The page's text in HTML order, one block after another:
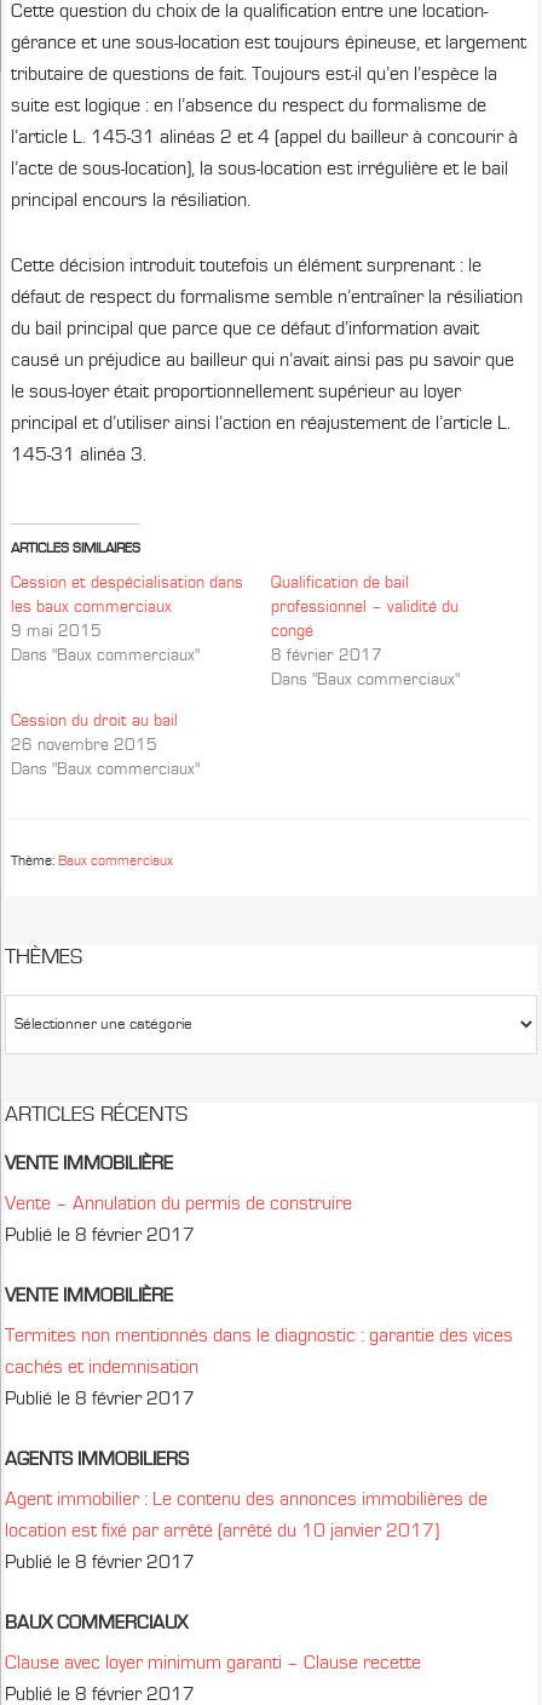
Cette question du choix de la qualification entre une location-
gérance et une sous-location est toujours épineuse, et largement
tributaire de questions de fait. Toujours est-il qu’en l’espèce la
suite est logique : en l’absence du respect du formalisme de
l’article L. 145-31 alinéas 2 et 4 (appel du bailleur à concourir à
l’acte de sous-location), la sous-location est irrégulière et le bail
principal encours la résiliation.
Cette décision introduit toutefois un élément surprenant : le
défaut de respect du formalisme semble n’entraîner la résiliation
du bail principal que parce que ce défaut d’information avait
causé un préjudice au bailleur qui n’avait ainsi pas pu savoir que
le sous-loyer était proportionnellement supérieur au loyer
principal et d’utiliser ainsi l’action en réajustement de l’article L.
145-31 alinéa 3.
ARTICLES SIMILAIRES
Cession et despécialisation dans
les baux commerciaux
9 mai 2015
Dans "Baux commerciaux"
Qualification de bail
professionnel – validité du
congé
8 février 2017
Dans "Baux commerciaux"
Cession du droit au bail
26 novembre 2015
Dans "Baux commerciaux"
Thème:Baux commerciaux
THÈMES
ARTICLES RÉCENTS
VENTE IMMOBILIÈRE
Vente – Annulation du permis de construire
Publié le 8 février 2017
VENTE IMMOBILIÈRE
Termites non mentionnés dans le diagnostic : garantie des vices
cachés et indemnisation
Publié le 8 février 2017
AGENTS IMMOBILIERS
Agent immobilier : Le contenu des annonces immobilières de
location est fixé par arrêté (arrêté du 10 janvier 2017)
Publié le 8 février 2017
BAUX COMMERCIAUX
Clause avec loyer minimum garanti – Clause recette
Publié le 8 février 2017